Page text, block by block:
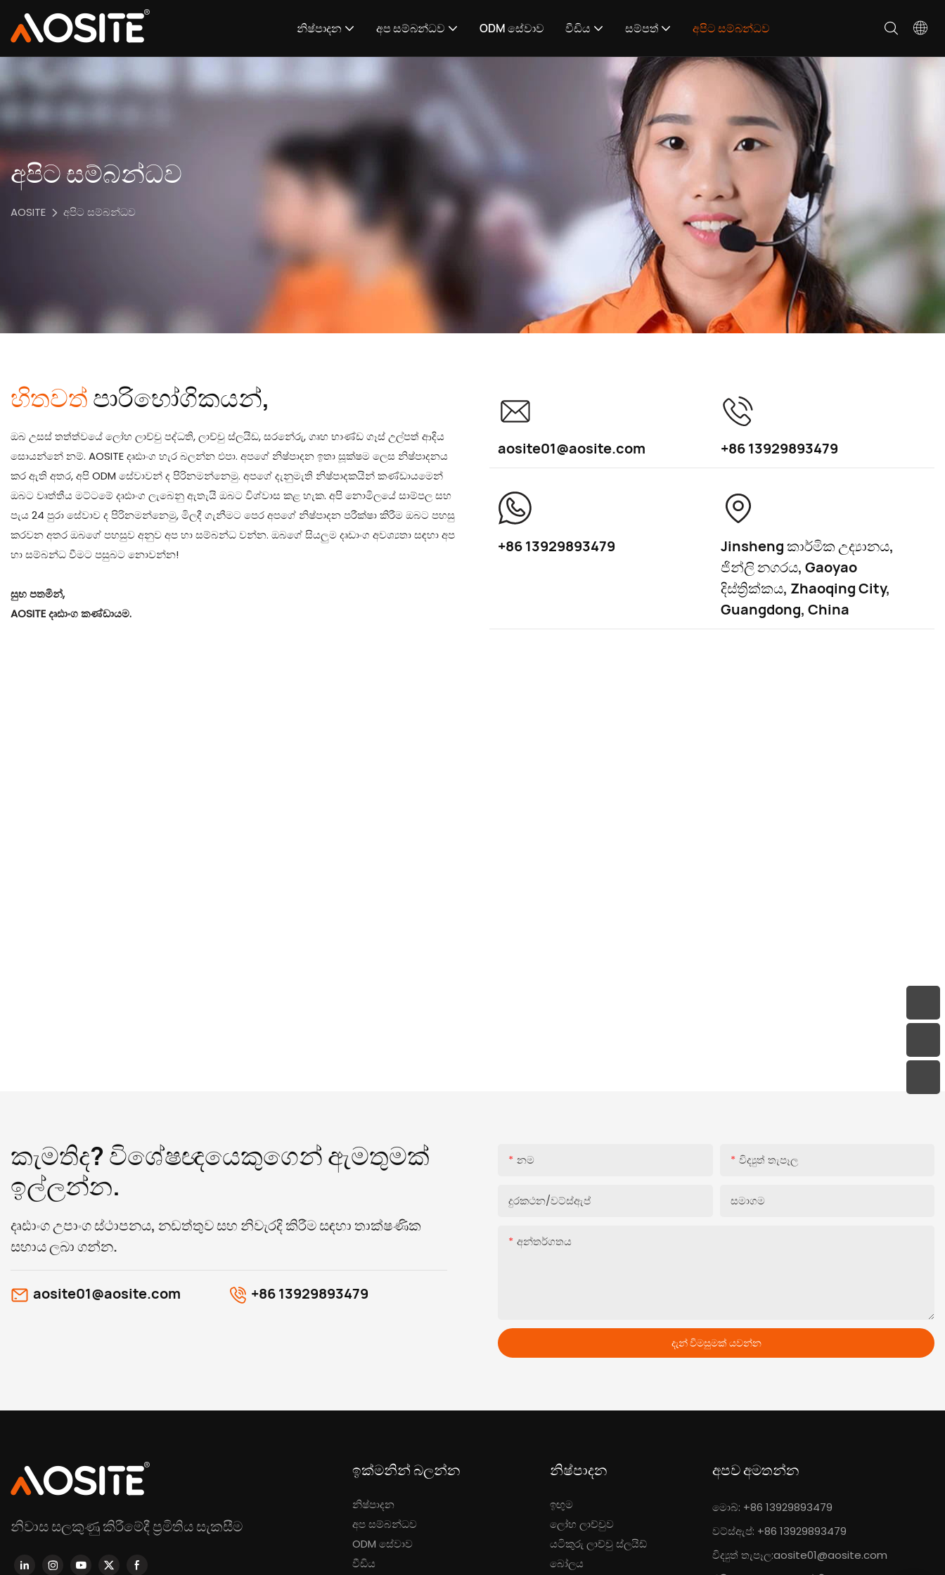
නිෂ්පාදන අප සම්බන්ධව ODM සේවාව වීඩිය සම්පත් අපිට සම්බන්ධව
අපිට සම්බන්ධව
AOSITE අපිට සම්බන්ධව
හිතවත්පාරිභෝගිකයන්,
ඔබ උසස් තත්ත්වයේ ලෝහ ලාච්චු පද්ධති, ලාච්චු ස්ලයිඩ, සරනේරු, ගෘහ භාණ්ඩ ගෑස් උල්පත් ආදිය
සොයන්නේ නම්. AOSITE දෘඪාංග හැර බලන්න එපා. අපගේ නිෂ්පාදන ඉතා සූක්ෂම ලෙස නිෂ්පාදනය
කර ඇති අතර, අපි ODM සේවාවන් ද පිරිනමන්නෙමු. අපගේ දැනුමැති නිෂ්පාදකයින් කණ්ඩායමෙන්
ඔබට වෘත්තීය මට්ටමේ දෘඪාංග ලැබෙනු ඇතැයි ඔබට විශ්වාස කළ හැක. අපි නොමිලයේ සාම්පල සහ
පැය 24 පුරා සේවාව ද පිරිනමන්නෙමු, මිලදී ගැනීමට පෙර අපගේ නිෂ්පාදන පරීක්ෂා කිරීම ඔබට පහසු
කරවන අතර ඔබගේ පහසුව අනුව අප හා සම්බන්ධ වන්න. ඔබගේ සියලුම දෘඩාංග අවශ්‍යතා සඳහා අප
හා සම්බන්ධ වීමට පසුබට නොවන්න!
සුභ පතමින්,
AOSITE දෘඪාංග කණ්ඩායම.
aosite01@aosite.com +86 13929893479
+86 13929893479
Jinsheng කාර්මික උද්‍යානය,
ජින්ලි නගරය, Gaoyao
දිස්ත්‍රික්කය, Zhaoqing City,
Guangdong, China
කැමතිද? විශේෂඥයෙකුගෙන් ඇමතුමක්
ඉල්ලන්න.
දෘඪාංග උපාංග ස්ථාපනය, නඩත්තුව සහ නිවැරදි කිරීම සඳහා තාක්ෂණික
සහාය ලබා ගන්න.
aosite01@aosite.com +86 13929893479
නම විද්‍යුත් තැපෑල
දුරකථන/වට්ස්ඇප් සමාගම
අන්තර්ගතය
දැන් විමසුමක් යවන්න
නිවාස සලකුණු කිරීමේදී ප්‍රමිතිය සැකසීම
ඉක්මනින් බලන්න
නිෂ්පාදන
අප සම්බන්ධව
ODM සේවාව
වීඩිය
නිෂ්පාදන
ඉඟුම
ලෝහ ලාච්චුව
යටිකුරු ලාච්චු ස්ලයිඩ්
බෝලය
අපව අමතන්න
මොබ්: +86 13929893479
වට්ස්ඇප්: +86 13929893479
විද්‍යුත් තැපෑල:aosite01@aosite.com